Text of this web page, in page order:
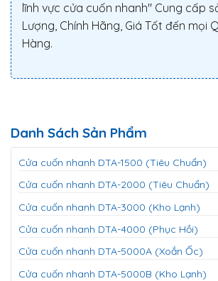
lĩnh vực cửa cuốn nhanh" Cung cấp
Lượng, Chính Hãng, Giá Tốt đến mọi
Hàng.
Danh Sách Sản Phẩm
Cửa cuốn nhanh DTA-1500 (Tiêu Chuẩn)
Cửa cuốn nhanh DTA-2000 (Tiêu Chuẩn)
Cửa cuốn nhanh DTA-3000 (Kho Lạnh)
Cửa cuốn nhanh DTA-4000 (Phục Hồi)
Cửa cuốn nhanh DTA-5000A (Xoắn Ốc)
Cửa cuốn nhanh DTA-5000B (Kho Lạnh)